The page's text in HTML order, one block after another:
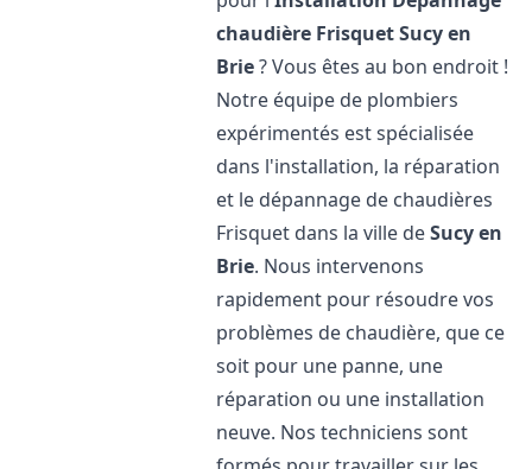
chaudière FrisquetSucy en
Brie? Vous êtes au bon endroit !
Notre équipe de plombiers
expérimentés est spécialisée
dans l'installation, la réparation
et le dépannage de chaudières
Frisquet dans la ville deSucy en
Brie. Nous intervenons
rapidement pour résoudre vos
problèmes de chaudière, que ce
soit pour une panne, une
réparation ou une installation
neuve. Nos techniciens sont